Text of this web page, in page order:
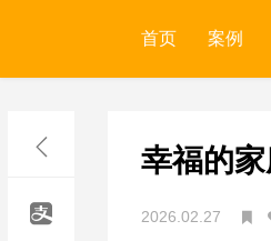
首页 案例
幸福的
2026.02.27